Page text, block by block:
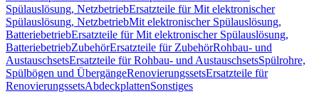
Spülauslösung, NetzbetriebErsatzteile für Mit elektronischer
Spülauslösung, NetzbetriebMit elektronischer Spülauslösung,
BatteriebetriebErsatzteile für Mit elektronischer Spülauslösung,
BatteriebetriebZubehörErsatzteile für ZubehörRohbau- und
AustauschsetsErsatzteile für Rohbau- und AustauschsetsSpülrohre,
Spülbögen und ÜbergängeRenovierungssetsErsatzteile für
RenovierungssetsAbdeckplattenSonstiges